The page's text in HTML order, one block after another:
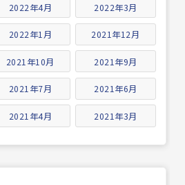
2022年4月 2022年3月
2022年1月 2021年12月
2021年10月 2021年9月
2021年7月 2021年6月
2021年4月 2021年3月